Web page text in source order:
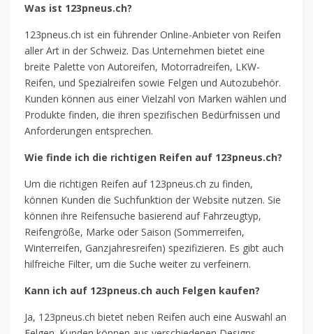
Was ist 123pneus.ch?
123pneus.ch ist ein führender Online-Anbieter von Reifen
aller Art in der Schweiz. Das Unternehmen bietet eine
breite Palette von Autoreifen, Motorradreifen, LKW-
Reifen, und Spezialreifen sowie Felgen und Autozubehör.
Kunden können aus einer Vielzahl von Marken wählen und
Produkte finden, die ihren spezifischen Bedürfnissen und
Anforderungen entsprechen.
Wie finde ich die richtigen Reifen auf 123pneus.ch?
Um die richtigen Reifen auf 123pneus.ch zu finden,
können Kunden die Suchfunktion der Website nutzen. Sie
können ihre Reifensuche basierend auf Fahrzeugtyp,
Reifengröße, Marke oder Saison (Sommerreifen,
Winterreifen, Ganzjahresreifen) spezifizieren. Es gibt auch
hilfreiche Filter, um die Suche weiter zu verfeinern.
Kann ich auf 123pneus.ch auch Felgen kaufen?
Ja, 123pneus.ch bietet neben Reifen auch eine Auswahl an